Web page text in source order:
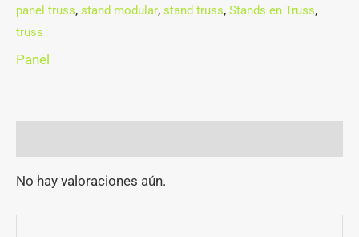
panel truss, stand modular, stand truss, Stands en Truss,
truss
Panel
No hay valoraciones aún.